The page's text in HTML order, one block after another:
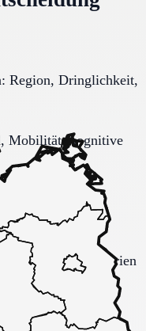
Region, Dringlichkeit,
Mobilität, kognitive
festen Muss-Kriterien
vor der